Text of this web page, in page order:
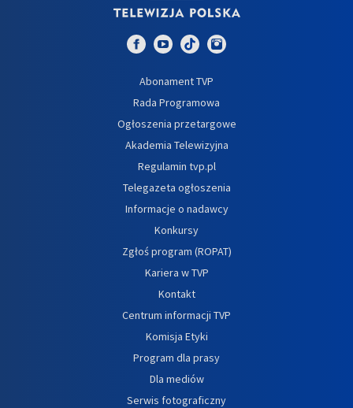
Abonament TVP
Rada Programowa
Ogłoszenia przetargowe
Akademia Telewizyjna
Regulamin tvp.pl
Telegazeta ogłoszenia
Informacje o nadawcy
Konkursy
Zgłoś program (ROPAT)
Kariera w TVP
Kontakt
Centrum informacji TVP
Komisja Etyki
Program dla prasy
Dla mediów
Serwis fotograficzny